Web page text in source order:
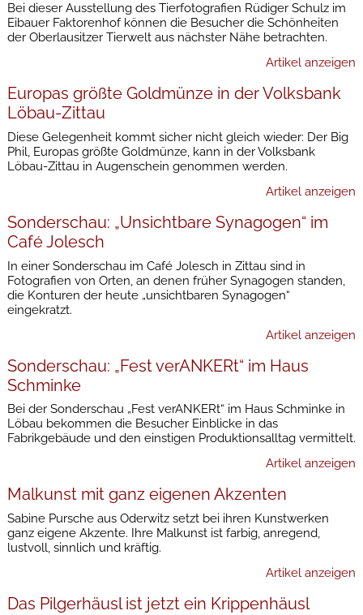
Bei dieser Ausstellung des Tierfotografien Rüdiger Schulz im
Eibauer Faktorenhof können die Besucher die Schönheiten
der Oberlausitzer Tierwelt aus nächster Nähe betrachten.
Artikel anzeigen
Europas größte Goldmünze in der Volksbank
Löbau-Zittau
Diese Gelegenheit kommt sicher nicht gleich wieder: Der Big
Phil, Europas größte Goldmünze, kann in der Volksbank
Löbau-Zittau in Augenschein genommen werden.
Artikel anzeigen
Sonderschau: „Unsichtbare Synagogen“ im
Café Jolesch
In einer Sonderschau im Café Jolesch in Zittau sind in
Fotografien von Orten, an denen früher Synagogen standen,
die Konturen der heute „unsichtbaren Synagogen“
eingekratzt.
Artikel anzeigen
Sonderschau: „Fest verANKERt“ im Haus
Schminke
Bei der Sonderschau „Fest verANKERt“ im Haus Schminke in
Löbau bekommen die Besucher Einblicke in das
Fabrikgebäude und den einstigen Produktionsalltag vermittelt.
Artikel anzeigen
Malkunst mit ganz eigenen Akzenten
Sabine Pursche aus Oderwitz setzt bei ihren Kunstwerken
ganz eigene Akzente. Ihre Malkunst ist farbig, anregend,
lustvoll, sinnlich und kräftig.
Artikel anzeigen
Das Pilgerhäusl ist jetzt ein Krippenhäusl